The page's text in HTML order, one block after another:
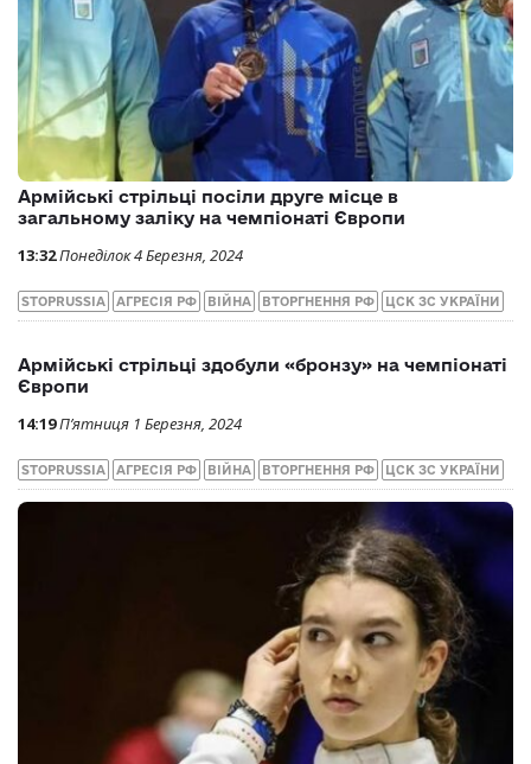
багатоборстві
13:52 Понеділок 29 Квітня, 2024
STOPRUSSIA АГРЕСІЯ РФ АРМІЙСЬКИЙ СПОРТ ВІЙНА
ВТОРГНЕННЯ РФ ЦСК ЗС УКРАЇНИ
Армійські стрільці посіли друге місце в
загальному заліку на чемпіонаті Європи
ВІЙНА ВТОРГНЕННЯ РФ ЦСК ЗС УКРАЇНИ
Армійські стрільці здобули «бронзу» на чемпіонаті